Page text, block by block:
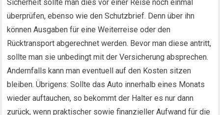
Sicherheit sollte man dies vor einer Reise noch einmal
überprüfen, ebenso wie den Schutzbrief. Denn über ihn
können Ausgaben für eine Weiterreise oder den
Rücktransport abgerechnet werden. Bevor man diese antritt,
sollte man sie unbedingt mit der Versicherung absprechen.
Andernfalls kann man eventuell auf den Kosten sitzen
bleiben. Übrigens: Sollte das Auto innerhalb eines Monats
wieder auftauchen, so bekommt der Halter es nur dann
zurück, wenn praktischer sowie finanzieller Aufwand für die